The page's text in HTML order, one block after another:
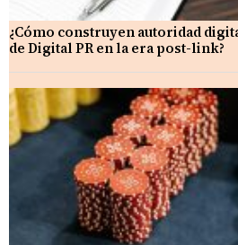
¿Cómo construyen autoridad
de Digital PR en la era post-link?